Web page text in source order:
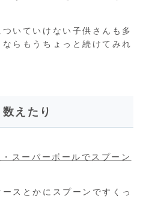
いていけない子供さんも多
らもうちょっと続けてみれ
えたり
スーパーボールでスプーン
スとかにスプーンですくっ